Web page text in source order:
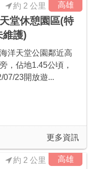
高雄
堂休憩園區(特
維護)
約 2 公里
洋天堂公園鄰近高
，佔地1.45公頃，
07/23開放遊...
更多資訊
高雄
約 2 公里